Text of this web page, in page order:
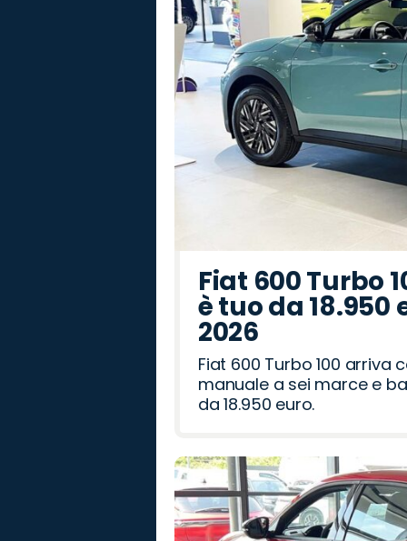
Rover
Romeo
Fiat 600 Turbo
è tuo da
2026
Fiat 600 Turbo 100 arriva
manuale a sei marce e
da 18.950 euro.